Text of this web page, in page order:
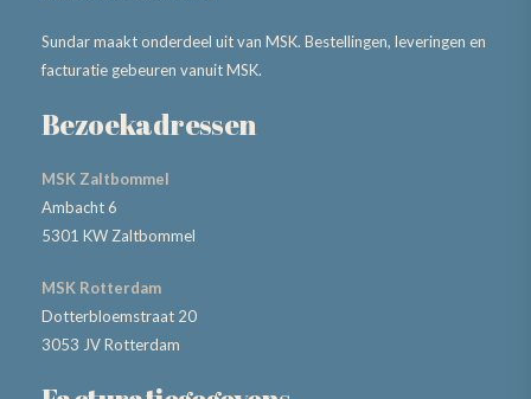
Sundar maakt onderdeel uit van MSK. Bestellingen, leveringen en
facturatie gebeuren vanuit MSK.
Bezoekadressen
MSK Zaltbommel
Ambacht 6
5301 KW Zaltbommel
MSK Rotterdam
Dotterbloemstraat 20
3053 JV Rotterdam